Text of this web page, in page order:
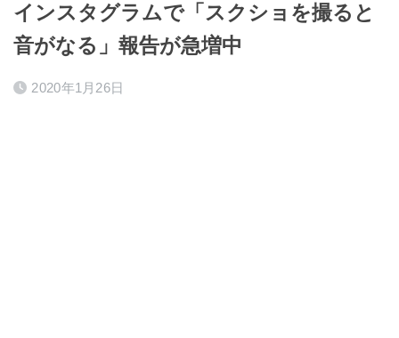
インスタグラムで「スクショを撮ると
音がなる」報告が急増中
2020年1月26日